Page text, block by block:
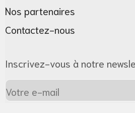
Nos partenaires
Contactez-nous
Inscrivez-vous à notre